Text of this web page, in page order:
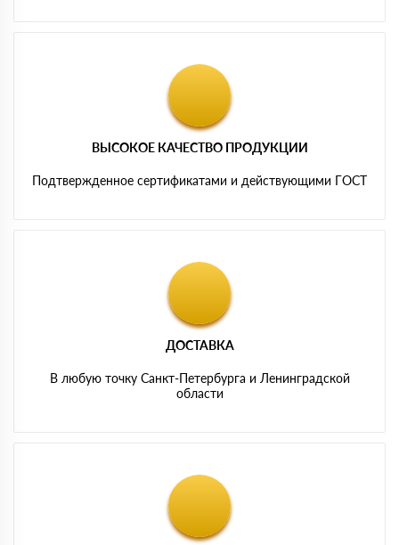
ВЫСОКОЕ КАЧЕСТВО ПРОДУКЦИИ
Подтвержденное сертификатами и действующими ГОСТ
ДОСТАВКА
В любую точку Санкт-Петербурга и Ленинградской
области